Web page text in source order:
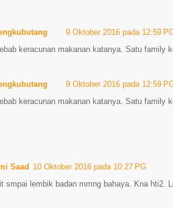
9 Oktober 2016 pada 12:59
keracunan makanan katanya. Satu family
9 Oktober 2016 pada 12:59
keracunan makanan katanya. Satu family
Saad 10 Oktober 2016 pada 10:27 PG
smpai lembik badan mmng bahaya. Kna hti2.